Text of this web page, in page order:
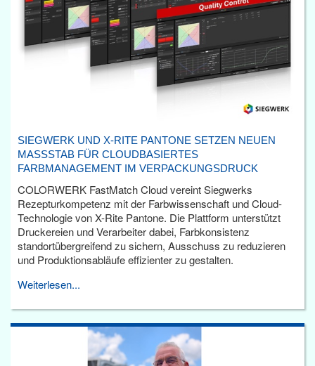
SIEGWERK UND X-RITE PANTONE SETZEN NEUEN
MASSSTAB FÜR CLOUDBASIERTES F
ARBMANAGEMENT IM VERPACKUNGSDRUCK
COLORWERK FastMatch Cloud vereint Siegwerks
Rezepturkompetenz mit der Farbwissenschaft und Cloud-
Technologie von X-Rite Pantone. Die Plattform unterstützt
Druckereien und Verarbeiter dabei, Farbkonsistenz
standortübergreifend zu sichern, Ausschuss zu reduzieren
und Produktionsabläufe effizienter zu gestalten.
Weiterlesen...